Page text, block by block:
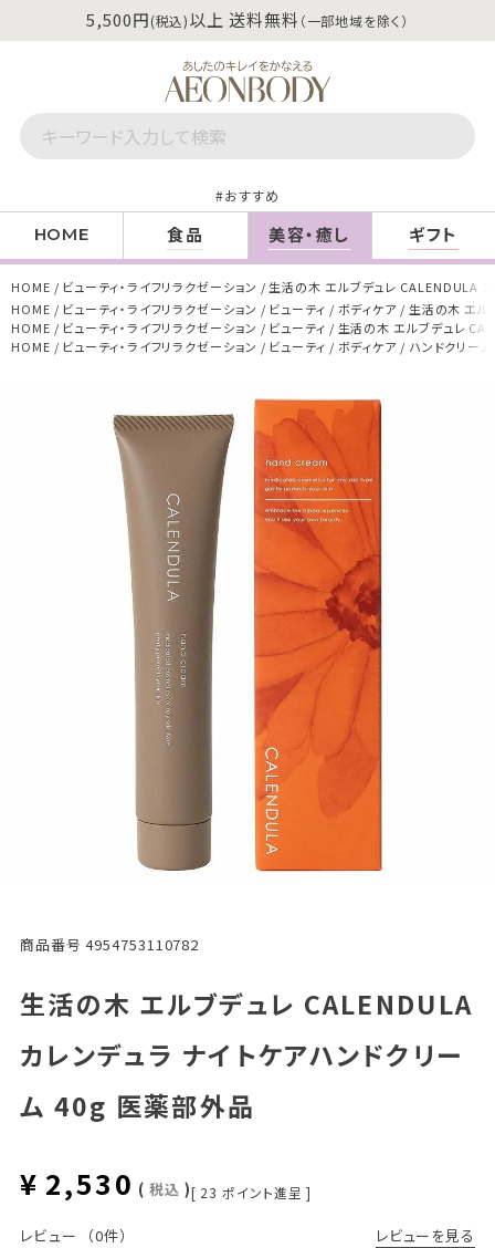
5,500円(税込)以上 送料無料 （一部地域を除く）
おすすめ
HOME 食品 美容・癒し ギフト
HOME ビューティ・ライフリラクゼーション
生活の木 エルブデュレ CALENDULA
HOME
ビューティ・ライフリラクゼーション ビューティ ボディケア
生活の木 エル
HOME
ビューティ・ライフリラクゼーション ビューティ
生活の木 エルブデュレ
HOME
ビューティ・ライフリラクゼーション ビューティ ボディケア ハンドクリーム
商品番号 4954753110782
生活の木 エルブデュレ CALENDULA
カレンデュラ ナイトケアハンドクリー
ム 40g 医薬部外品
¥ 2,530 税込 [ 23 ポイント進呈 ]
レビュー （0件） レビューを見る